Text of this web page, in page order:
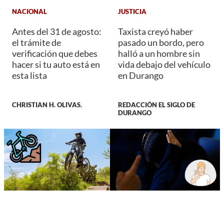
NACIONAL
Antes del 31 de agosto:
el trámite de
verificación que debes
hacer si tu auto está en
esta lista
CHRISTIAN H. OLIVAS.
JUSTICIA
Taxista creyó haber
pasado un bordo, pero
halló a un hombre sin
vida debajo del vehículo
en Durango
REDACCIÓN EL SIGLO DE
DURANGO